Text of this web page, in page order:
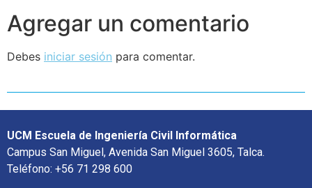
Agregar un comentario
Debes iniciar sesión para comentar.
UCM Escuela de Ingeniería Civil Informática
Campus San Miguel, Avenida San Miguel 3605, Talca.
Teléfono: +56 71 298 600